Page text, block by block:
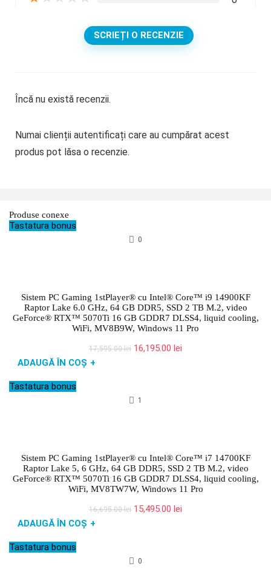
SCRIEȚI O RECENZIE
Încă nu există recenzii.
Numai clienții autentificați care au cumpărat acest
produs pot lăsa o recenzie.
Produse conexe
Tastatura bonus
0
Sistem PC Gaming 1stPlayer® cu Intel® Core™ i9 14900KF
Raptor Lake 6.0 GHz, 64 GB DDR5, SSD 2 TB M.2, video
GeForce® RTX™ 5070Ti 16 GB GDDR7 DLSS4, liquid cooling,
WiFi, MV8B9W, Windows 11 Pro
17,595.00lei Prețul
16,195.00 lei
ADAUGĂ ÎN COȘ +
Tastatura bonus
1
Sistem PC Gaming 1stPlayer® cu Intel® Core™ i7 14700KF
Raptor Lake 5, 6 GHz, 64 GB DDR5, SSD 2 TB M.2, video
GeForce® RTX™ 5070Ti 16 GB GDDR7 DLSS4, liquid cooling,
WiFi, MV8TW7W, Windows 11 Pro
16,695.00lei Prețul
15,495.00 lei
ADAUGĂ ÎN COȘ +
Tastatura bonus
0